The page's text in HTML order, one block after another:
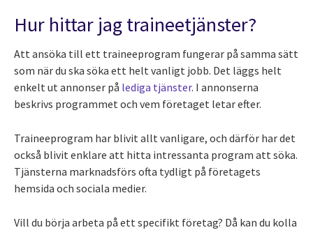
Hur hittar jag traineetjänster?
Att ansöka till ett traineeprogram fungerar på samma sätt
som när du ska söka ett helt vanligt jobb. Det läggs helt
enkelt ut annonser på lediga tjänster. I annonserna
beskrivs programmet och vem företaget letar efter.
Traineeprogram har blivit allt vanligare, och därför har det
också blivit enklare att hitta intressanta program att söka.
Tjänsterna marknadsförs ofta tydligt på företagets
hemsida och sociala medier.
Vill du börja arbeta på ett specifikt företag? Då kan du kolla